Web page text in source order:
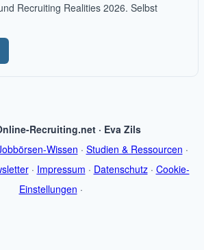
Recruiting Realities 2026. Selbst
Recruiting.net · Eva Zils
Wissen · Studien & Ressourcen ·
· Impressum · Datenschutz· Cookie-
Einstellungen ·